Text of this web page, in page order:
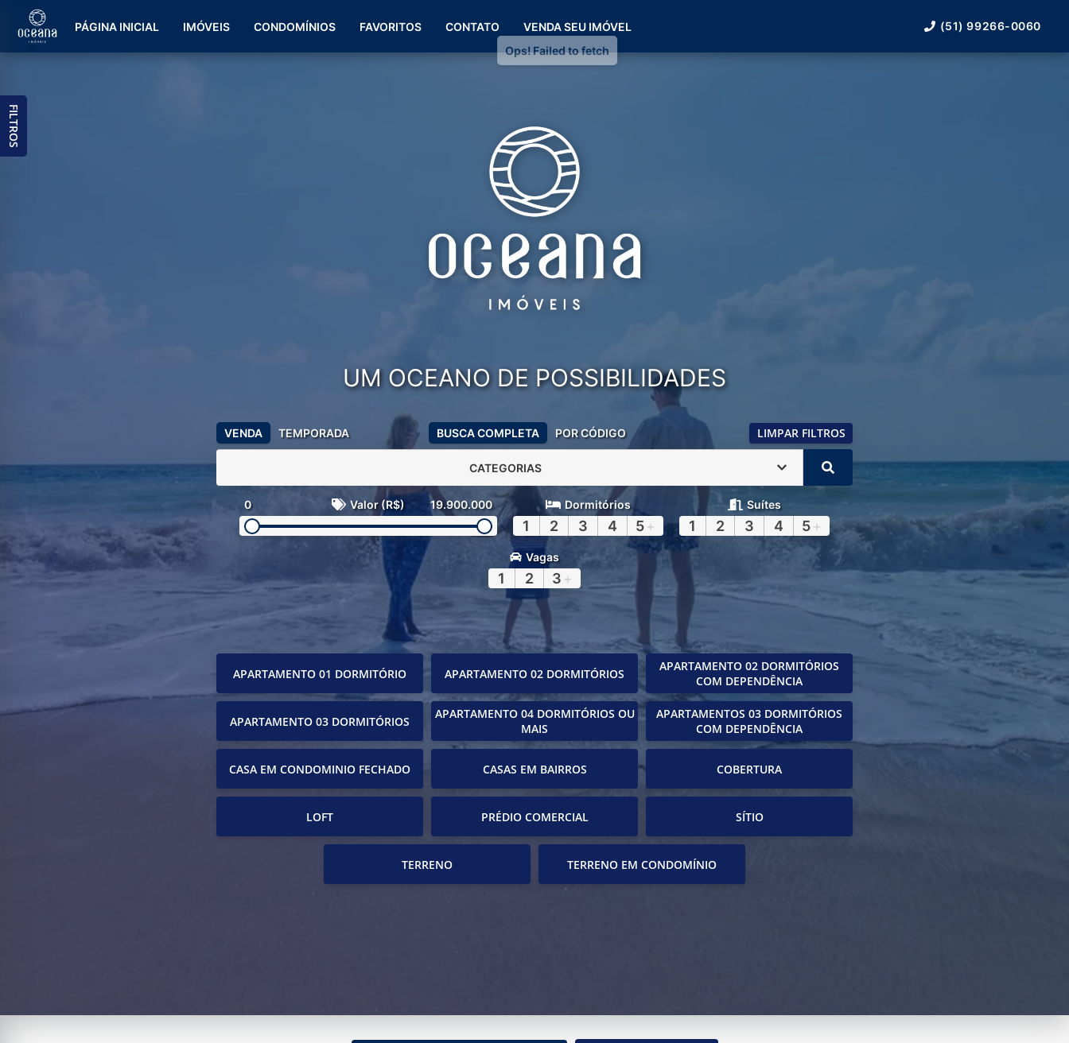
(51) 99266-0060
PÁGINA INICIAL IMÓVEIS CONDOMÍNIOS FAVORITOS CONTATO VENDA SEU IMÓVEL (51) 99266-0060
UM OCEANO DE POSSIBILIDADES
VENDA TEMPORADA BUSCA COMPLETA POR CÓDIGO LIMPAR FILTROS
CATEGORIAS
0 Valor (R$) 19.900.000 Dormitórios
1 2 3 4 5+
Suítes
1 2 3 4 5+
Vagas
1 2 3 +
APARTAMENTO 01 DORMITÓRIO APARTAMENTO 02 DORMITÓRIOS
APARTAMENTO 02 DORMITÓRIOS
COM DEPENDÊNCIA
APARTAMENTO 03 DORMITÓRIOS
APARTAMENTO 04 DORMITÓRIOS OU
MAIS
APARTAMENTOS 03 DORMITÓRIOS
COM DEPENDÊNCIA
CASA EM CONDOMINIO FECHADO CASAS EM BAIRROS COBERTURA
LOFT PRÉDIO COMERCIAL SÍTIO
TERRENO TERRENO EM CONDOMÍNIO
FILTROS